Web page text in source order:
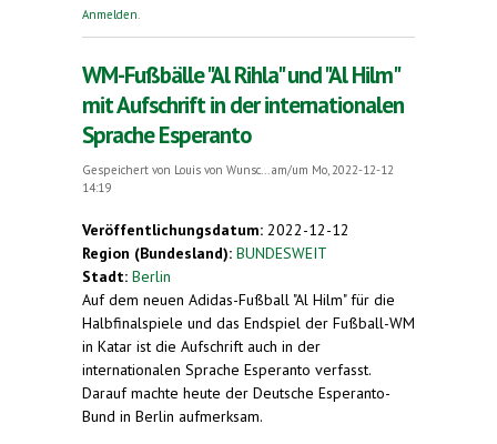
Anmelden
WM-Fußbälle "Al Rihla" und "Al Hilm"
mit Aufschrift in der internationalen
Sprache Esperanto
Gespeichert von Louis von Wunsc...
am/um Mo, 2022-12-12
14:19
Veröffentlichungsdatum: 2022-12-12
Region (Bundesland): BUNDESWEIT
Stadt: Berlin
Auf dem neuen Adidas-Fußball "Al Hilm" für die
Halbfinalspiele und das Endspiel der Fußball-WM
in Katar ist die Aufschrift auch in der
internationalen Sprache Esperanto verfasst.
Darauf machte heute der Deutsche Esperanto-
Bund in Berlin aufmerksam.